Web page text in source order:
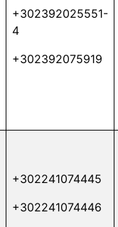
+302392025551-
4
+302392075919
+302241074445
+302241074446